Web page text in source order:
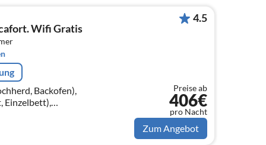
Wifi Gratis
Backofen),
Einzelbett),
4.5
Preise ab
406€
pro Nacht
Zum Angebot